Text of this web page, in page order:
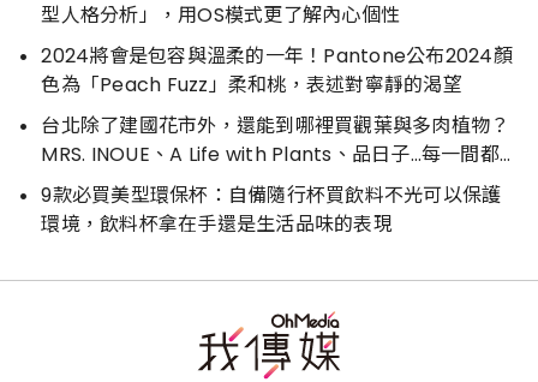
型人格分析」，用OS模式更了解內心個性
2024將會是包容與溫柔的一年！Pantone公布2024顏
色為「Peach Fuzz」柔和桃，表述對寧靜的渴望
台北除了建國花市外，還能到哪裡買觀葉與多肉植物？
MRS. INOUE、A Life with Plants、品日子…每一間都好
好逛
9款必買美型環保杯：自備隨行杯買飲料不光可以保護
環境，飲料杯拿在手還是生活品味的表現